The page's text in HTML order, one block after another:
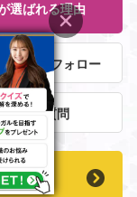
選ばれる理由
所就職フォロー
くある質問